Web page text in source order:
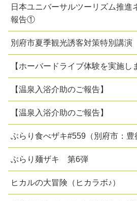
日本ユニバーサルツーリズム推進
報告①
別府市夏季観光誘客対策特別講演
【ホーバードライブ体験を実施し
【温泉入浴介助のご報告】
【温泉入浴介助のご報告】
ぶらり食べザキ#559（別府市：豊
ぶらり麺ザキ 第6弾
ヒカルの大冒険（ヒカラボ♪）